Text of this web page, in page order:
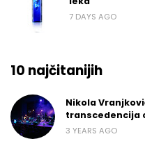
7 DAYS AGO
10 najčitanijih
Nikola
transcedencija
3 YEARS AGO